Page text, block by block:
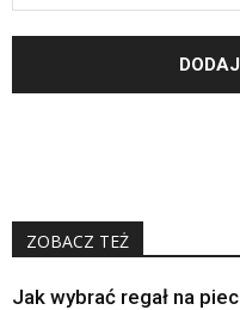
ZOBACZ TEŻ
Jak wybrać regał na